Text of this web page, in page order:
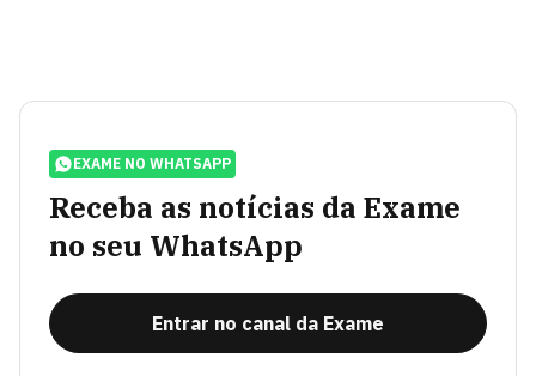
EXAME NO WHATSAPP
Receba as notícias da Exame
no seu WhatsApp
Entrar no canal da Exame